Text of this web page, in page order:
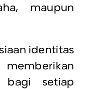
maupun
identitas
bagi setiap